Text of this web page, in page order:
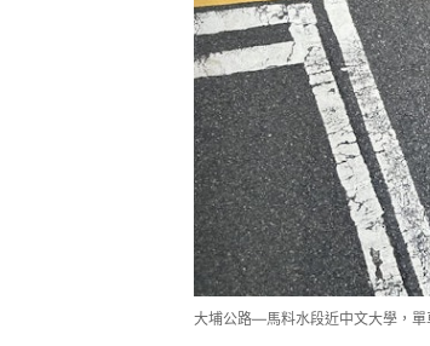
大埔公路—馬料水段近中文大學，單